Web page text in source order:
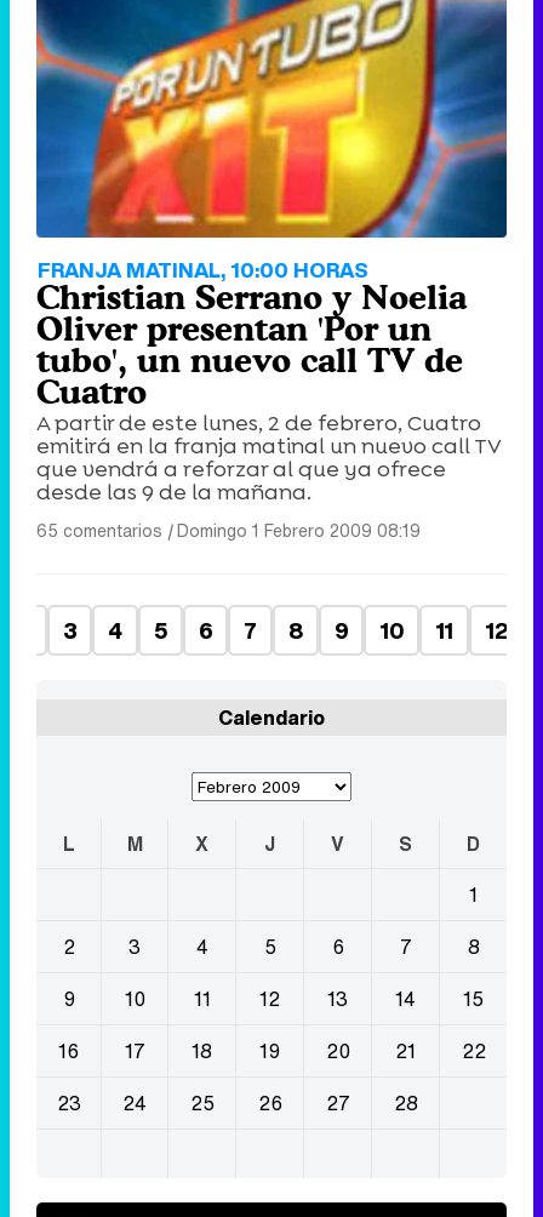
FRANJA MATINAL, 10:00 HORAS
Christian Serrano y Noelia
Oliver presentan 'Por un
tubo', un nuevo call TV de
Cuatro
A partir de este lunes, 2 de febrero, Cuatro
emitirá en la franja matinal un nuevo call TV
que vendrá a reforzar al que ya ofrece
desde las 9 de la mañana.
65 comentarios |Domingo 1 Febrero 2009 08:19
3 4 5 6 7 8 9 10 11 12
Calendario
L M X J V S
D
1
2
3 4 5 6 7
8
9
10 11 12 13 14
15
16
17 18 19 20 21
22
23
24 25 26 27 28